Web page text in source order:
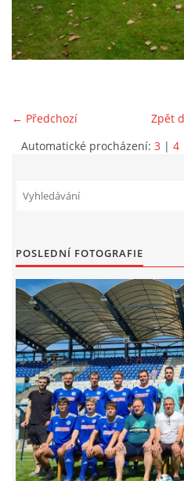
MLADŠÍ ŽÁCI
STARŠÍ PŘÍPRAVKA R 2012 +
ARCHÍV
DOTACE
FKD,
Drnovice
68304
ičo
← Předchozí
Zpět
Automatické procházení: 3 | 4
POSLEDNÍ FOTOGRAFIE